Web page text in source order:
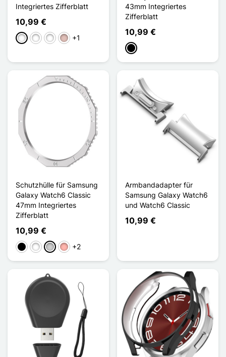
Integriertes Zifferblatt
10,99 €
Noir Argenté
Noir Or Rose
Noir DoréOr Rose Bleu
+1
43mm Integriertes
Zifferblatt
10,99 €
Schwarz
Schutzhülle für Samsung
Galaxy Watch6 Classic
47mm Integriertes
Zifferblatt
10,99 €
Schwarz
WeißSilberRoségold
+2
Armbandadapter für
Samsung Galaxy Watch6
und Watch6 Classic
10,99 €